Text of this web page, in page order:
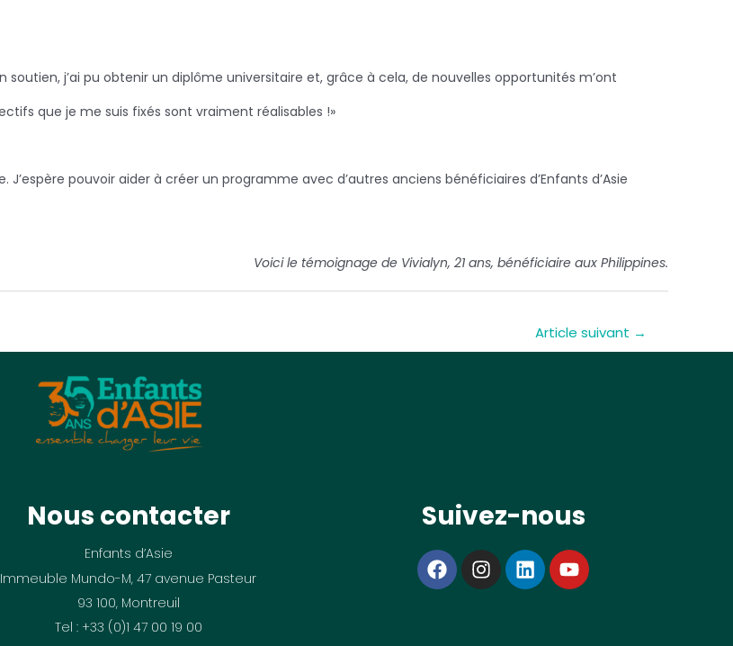
soutien, j’ai pu obtenir un diplôme universitaire et, grâce à cela, de nouvelles opportunités m’ont
que je me suis fixés sont vraiment réalisables !»
J’espère pouvoir aider à créer un programme avec d’autres anciens bénéficiaires d’Enfants d’Asie
Voici le témoignage de Vivialyn, 21 ans, bénéficiaire aux Philippines.
Article suivant →
Nous contacter
Enfants d’Asie
Immeuble Mundo-M, 47 avenue Pasteur
93 100, Montreuil
Tel : +33 (0)1 47 00 19 00
Suivez-nous